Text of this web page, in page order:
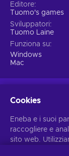
Editore
Tuomo's games
Sviluppatori
Tuomo Laine
Funziona su
Windows
Mac
Cookies
Eneba e i suoi
raccogliere e
sito web.